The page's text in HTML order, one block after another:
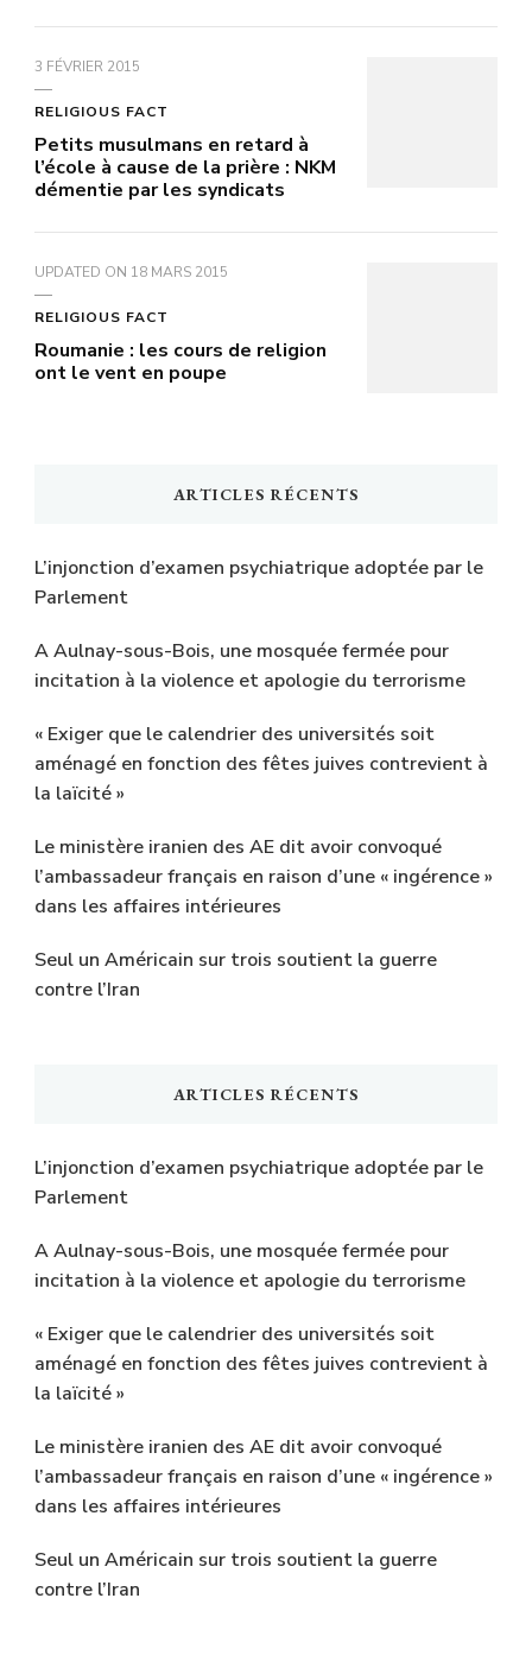
3 FÉVRIER 2015
RELIGIOUS FACT
Petits musulmans en retard à
l’école à cause de la prière : NKM
démentie par les syndicats
UPDATED ON 18 MARS 2015
RELIGIOUS FACT
Roumanie : les cours de religion
ont le vent en poupe
ARTICLES RÉCENTS
L’injonction d’examen psychiatrique adoptée par le
Parlement
A Aulnay-sous-Bois, une mosquée fermée pour
incitation à la violence et apologie du terrorisme
« Exiger que le calendrier des universités soit
aménagé en fonction des fêtes juives contrevient à
la laïcité »
Le ministère iranien des AE dit avoir convoqué
l’ambassadeur français en raison d’une « ingérence »
dans les affaires intérieures
Seul un Américain sur trois soutient la guerre
contre l’Iran
ARTICLES RÉCENTS
L’injonction d’examen psychiatrique adoptée par le
Parlement
A Aulnay-sous-Bois, une mosquée fermée pour
incitation à la violence et apologie du terrorisme
« Exiger que le calendrier des universités soit
aménagé en fonction des fêtes juives contrevient à
la laïcité »
Le ministère iranien des AE dit avoir convoqué
l’ambassadeur français en raison d’une « ingérence »
dans les affaires intérieures
Seul un Américain sur trois soutient la guerre
contre l’Iran